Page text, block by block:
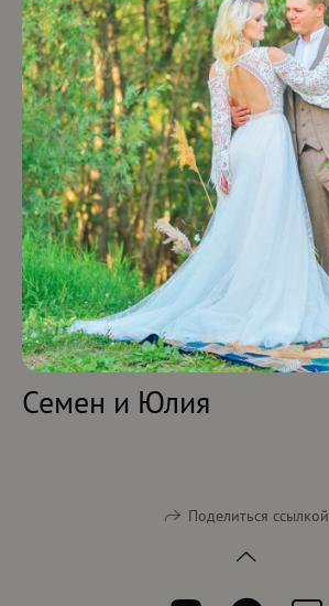
Семен и Юлия
Поделиться ссылкой